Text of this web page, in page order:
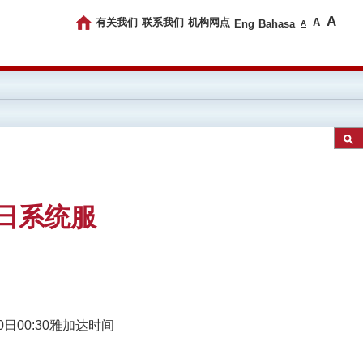
有关我们 联系我们 机构网点 Eng Bahasa A A A
系统服
00:30雅加达时间